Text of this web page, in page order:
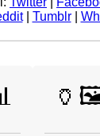
| Tumblr|